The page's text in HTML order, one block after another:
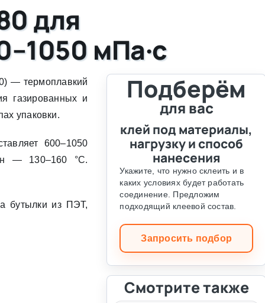
для
мПа·с
— термоплавкий
газированных и
упаковки.
600–1050
— 130–160 °C.
бутылки из ПЭТ,
Подберём
для вас
клей под материалы,
нагрузку и способ
нанесения
Укажите, что нужно склеить и в
каких условиях будет работать
соединение. Предложим
подходящий клеевой состав.
Запросить подбор
Смотрите также